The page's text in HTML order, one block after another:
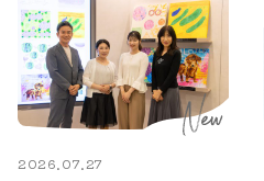
2026.07.27